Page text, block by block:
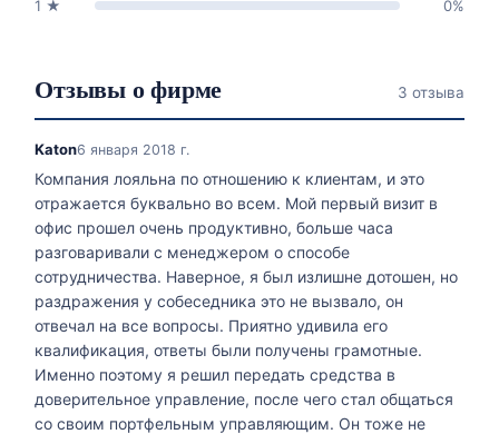
1 ★ 0%
Отзывы о фирме 3 отзыва
Katon6 января 2018 г.
Компания лояльна по отношению к клиентам, и это
отражается буквально во всем. Мой первый визит в
офис прошел очень продуктивно, больше часа
разговаривали с менеджером о способе
сотрудничества. Наверное, я был излишне дотошен, но
раздражения у собеседника это не вызвало, он
отвечал на все вопросы. Приятно удивила его
квалификация, ответы были получены грамотные.
Именно поэтому я решил передать средства в
доверительное управление, после чего стал общаться
со своим портфельным управляющим. Он тоже не